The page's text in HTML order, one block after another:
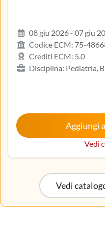
08 giu 2026 - 07 giu
Codice ECM: 75-
Crediti ECM: 5.0
Disciplina: Pediatria,
ostetricia, Infermiere,
Iscritto nell’elenco
Malattie metaboliche e
interna, Oncologia,
scelta), Tecnico sanitario
Aggiungi
Vedi
Vedi